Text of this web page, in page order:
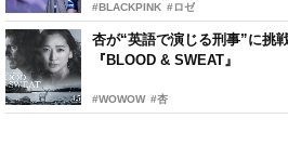
#BLACKPINK #ロゼ
杏が“英語で演じる刑事”に
『BLOOD & SWEAT』
#WOWOW #杏